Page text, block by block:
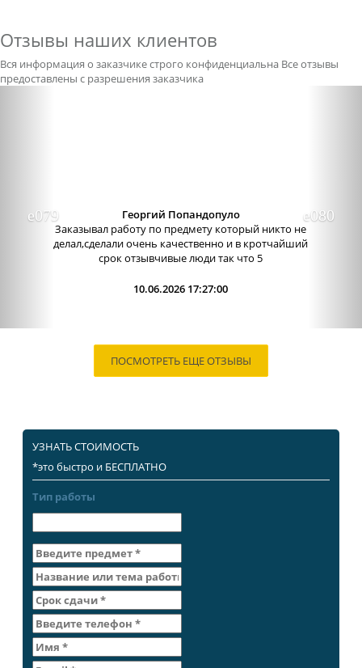
Отзывы наших клиентов
Вся информация о заказчике строго конфиденциальна Все отзывы
предоставлены с разрешения заказчика
Отличный сервис, очень приятные
администраторы. Связь очень хорошо налажена,
поэтому можно узнавать новости о написании
работы. Сама...
09.06.2026 13:15:00
ПОСМОТРЕТЬ ЕЩЕ ОТЗЫВЫ
УЗНАТЬ СТОИМОСТЬ
*это быстро и БЕСПЛАТНО
Тип работы